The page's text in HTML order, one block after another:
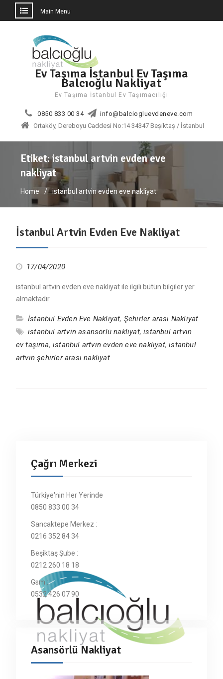
Main Menu
Ev Taşıma İstanbul Ev Taşıma
Balcıoğlu Nakliyat
Ev Taşıma İstanbul Ev Taşımacılığı
0850 833 00 34
info@balciogluevdeneve.com
Ortaköy, Dereboyu Caddesi No:14 34347 Beşiktaş / İstanbul
Etiket:istanbul artvin evden eve
nakliyat
Home istanbul artvin evden eve nakliyat
İstanbul Artvin Evden Eve Nakliyat
17/04/2020
istanbul artvin evden eve nakliyat ile ilgili bütün bilgiler yer
almaktadır.
İstanbul Evden Eve Nakliyat, Şehirler arası Nakliyat
istanbul artvin asansörlü nakliyat,istanbul artvin
ev taşıma, istanbul artvin evden eve nakliyat,istanbul
artvin şehirler arası nakliyat
Çağrı Merkezi
Türkiye'nin Her Yerinde
0850 833 00 34
Sancaktepe Merkez :
0216 352 84 34
Beşiktaş Şube :
0212 260 18 18
Gsm :
0532 426 07 90
Asansörlü Nakliyat